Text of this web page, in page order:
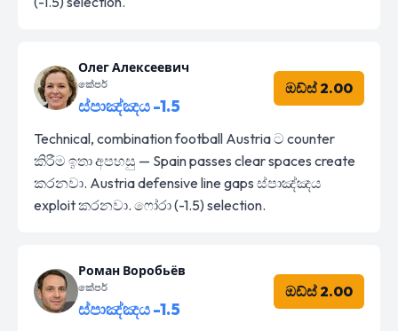
Олег Алексеевич
කේපර්
ස්පාඤ්ඤය -1.5
ඔඩ්ස් 2.00
Technical, combination football Austria ට counter
කිරීම ඉතා අපහසු — Spain passes clear spaces create
කරනවා. Austria defensive line gaps ස්පාඤ්ඤය
exploit කරනවා. ෆෝරා (-1.5) selection.
Роман Воробьёв
කේපර්
ස්පාඤ්ඤය -1.5
ඔඩ්ස් 2.00